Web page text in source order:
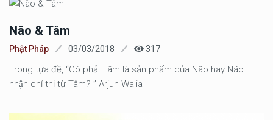
Não & Tâm
Phật Pháp 03/03/2018 317
Trong tựa đề, “Có phải Tâm là sản phẩm của Não hay Não
nhận chỉ thị từ Tâm? ” Arjun Walia